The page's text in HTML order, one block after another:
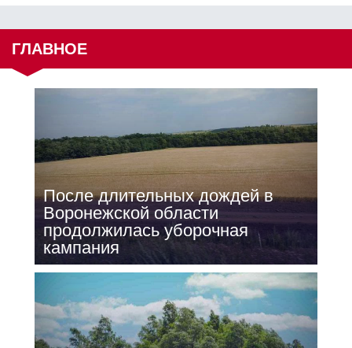
ГЛАВНОЕ
После длительных дождей в
Воронежской области
продолжилась уборочная
кампания